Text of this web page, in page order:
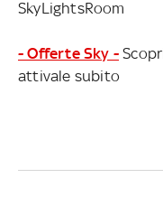
SkyLightsRoom
- Offerte Sky -
attivale subito